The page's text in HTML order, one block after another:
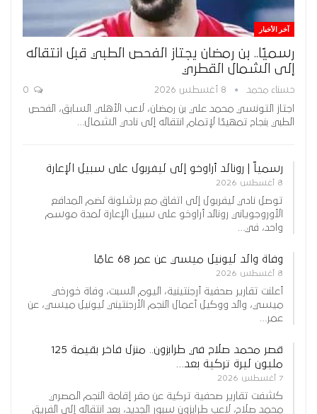
آخر الأخبار
رسميًا.. بن رمضان يجتاز الفحص الطبي قبل انتقاله
إلى الشمال القطري
حسناء محمد 8 أغسطس 2026
اجتاز التونسي محمد علي بن رمضان، لاعب الأهلي السابق، الفحص
الطبي بنجاح تمهيدًا لإتمام انتقاله إلى نادي الشمال…
رسمياً | رونالد أراوخو إلى ليفربول على سبيل الإعارة
8 أغسطس 2026
توصل نادي ليفربول إلى اتفاق مع برشلونة لضم المدافع
الأوروجوياني رونالد أراوخو على سبيل الإعارة لمدة موسم
واحد، في…
وفاة والد ليونيل ميسي عن عمر 68 عامًا
8 أغسطس 2026
أعلنت تقارير صحفية أرجنتينية، اليوم السبت، وفاة خورخي
ميسي، والد ووكيل أعمال النجم الأرجنتيني ليونيل ميسي، عن
عمر…
قصر محمد صلاح في طرابزون.. منزل فاخر بقيمة 125
مليون ليرة تركية بعد…
7 أغسطس 2026
كشفت تقارير صحفية تركية عن مقر إقامة النجم المصري
محمد صلاح، لاعب طرابزون سبور الجديد، بعد انتقاله إلى الفريق